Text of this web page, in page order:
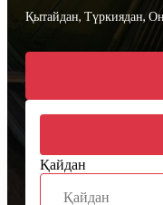
Қытайдан, Түркиядан,
Қайдан